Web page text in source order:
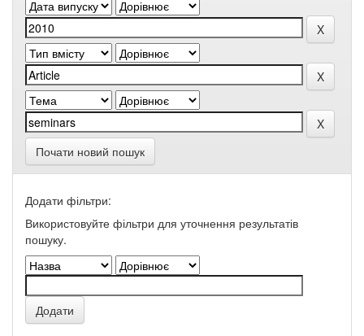
Почати новий пошук
Додати фільтри:
Використовуйте фільтри для уточнення результатів
пошуку.